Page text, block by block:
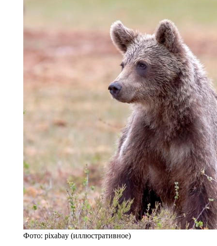
Фото: pixabay (иллюстративное)